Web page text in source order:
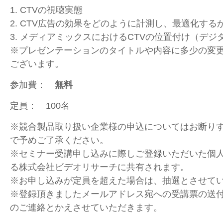
1. CTVの視聴実態
2. CTV広告の効果をどのように計測し、最適化する
3. メディアミックスにおけるCTVの位置付け（デジ
※プレゼンテーションのタイトルや内容に多少の変
ございます。
参加費： 無料
定員： 100名
※競合製品取り扱い企業様の申込についてはお断り
で予めご了承ください。
※セミナー受講申し込みに際しご登録いただいた個
る株式会社ビデオリサーチに共有されます。
※お申し込みが定員を超えた場合は、抽選とさせて
※登録頂きましたメールアドレス宛への受講票の送
のご連絡とかえさせていただきます。